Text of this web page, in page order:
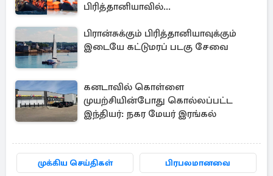
பிரித்தானியாவில்...
பிரான்சுக்கும் பிரித்தானியாவுக்கும்
இடையே கட்டுமரப் படகு சேவை
கனடாவில் கொள்ளை
முயற்சியின்போது கொல்லப்பட்ட
இந்தியர்: நகர மேயர் இரங்கல்
முக்கிய செய்திகள் பிரபலமானவை